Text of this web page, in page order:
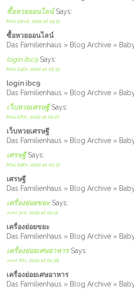
ซื้อหวยออนไลน์Says:
Mai 22nd, 2022 at 19:51
ซื้อหวยออนไลน์
Das Familienhaus » Blog Archive »
login ibc9Says:
Mai 24th, 2022 at 23:33
login ibc9
Das Familienhaus » Blog Archive »
เว็บหวยเศรษฐีSays:
Mai 27th, 2022 at 01:27
เว็บหวยเศรษฐี
Das Familienhaus » Blog Archive »
เศรษฐีSays:
Mai 29th, 2022 at 03:37
เศรษฐี
Das Familienhaus » Blog Archive »
เครื่องย่อยขยะSays:
Juni 3rd, 2022 at 01:12
เครื่องย่อยขยะ
Das Familienhaus » Blog Archive »
เครื่องย่อยเศษอาหารSays:
Juni 7th, 2022 at 01:38
เครื่องย่อยเศษอาหาร
Das Familienhaus » Blog Archive »